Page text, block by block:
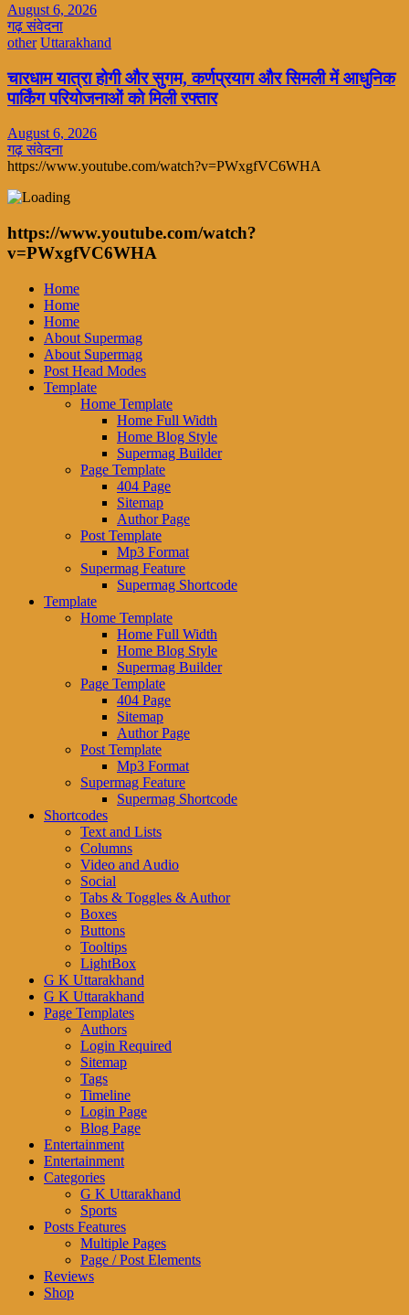
August 6, 2026
गढ़ संवेदना
other Uttarakhand
चारधाम यात्रा होगी और सुगम, कर्णप्रयाग और सिमली में आधुनिक
पार्किंग परियोजनाओं को मिली रफ्तार
August 6, 2026
गढ़ संवेदना
https://www.youtube.com/watch?v=PWxgfVC6WHA
https://www.youtube.com/watch?
v=PWxgfVC6WHA
Home
Home
Home
About Supermag
About Supermag
Post Head Modes
Template
Home Template
Home Full Width
Home Blog Style
Supermag Builder
Page Template
404 Page
Sitemap
Author Page
Post Template
Mp3 Format
Supermag Feature
Supermag Shortcode
Template
Home Template
Home Full Width
Home Blog Style
Supermag Builder
Page Template
404 Page
Sitemap
Author Page
Post Template
Mp3 Format
Supermag Feature
Supermag Shortcode
Shortcodes
Text and Lists
Columns
Video and Audio
Social
Tabs & Toggles & Author
Boxes
Buttons
Tooltips
LightBox
G K Uttarakhand
G K Uttarakhand
Page Templates
Authors
Login Required
Sitemap
Tags
Timeline
Login Page
Blog Page
Entertainment
Entertainment
Categories
G K Uttarakhand
Sports
Posts Features
Multiple Pages
Page / Post Elements
Reviews
Shop